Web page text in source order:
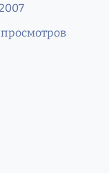
просмотров